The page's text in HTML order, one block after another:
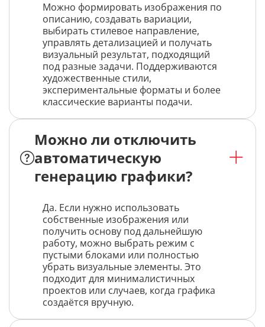
Можно формировать изображения по
описанию, создавать вариации,
выбирать стилевое направление,
управлять детализацией и получать
визуальный результат, подходящий
под разные задачи. Поддерживаются
художественные стили,
экспериментальные форматы и более
классические варианты подачи.
Можно ли отключить
автоматическую
генерацию графики?
Да. Если нужно использовать
собственные изображения или
получить основу под дальнейшую
работу, можно выбрать режим с
пустыми блоками или полностью
убрать визуальные элементы. Это
подходит для минималистичных
проектов или случаев, когда графика
создаётся вручную.